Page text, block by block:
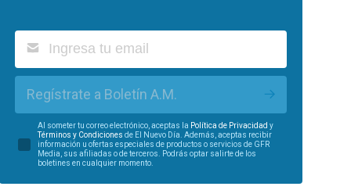
Regístrate a Boletín A.M.
Al someter tu correo electrónico, aceptas la Política de Privacidad y
Términos y Condiciones de El Nuevo Día. Además, aceptas recibir
información u ofertas especiales de productos o servicios de GFR
Media, sus afiliadas o de terceros. Podrás optar salirte de los
boletines en cualquier momento.